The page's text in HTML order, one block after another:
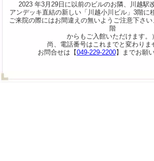
2023 年3月29日に以前のビルのお隣、川越駅
アンデッキ直結の新しい「川越小川ビル」3階に
ご来院の際にはお間違えの無いようご注意下さ
階
からもご入館いただけます。）
尚、電話番号はこれまでと変わりま
お問合せは【049-229-2200】までお願